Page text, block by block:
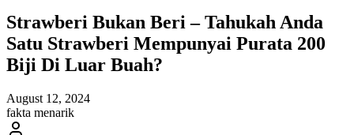
Strawberi Bukan Beri – Tahukah Anda
Satu Strawberi Mempunyai Purata 200
Biji Di Luar Buah?
August 12, 2024
fakta menarik